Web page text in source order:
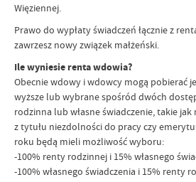
Więziennej.
Prawo do wypłaty świadczeń łącznie z
zawrzesz nowy związek małżeński.
Ile wyniesie renta wdowia?
Obecnie wdowy i wdowcy mogą pobierać
wyższe lub wybrane spośród dwóch
rodzinna lub własne świadczenie, takie
z tytułu niezdolności do pracy czy
roku będą mieli możliwość wyboru:
-100% renty rodzinnej i 15% własnego
-100% własnego świadczenia i 15% renty